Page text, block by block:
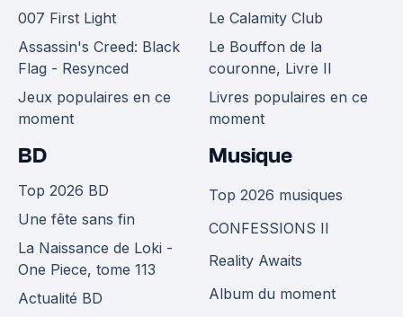
007 First Light
Assassin's Creed: Black
Flag - Resynced
Jeux populaires en ce
moment
Le Calamity Club
Le Bouffon de la
couronne, Livre II
Livres populaires en ce
moment
BD
Top 2026 BD
Une fête sans fin
La Naissance de Loki -
One Piece, tome 113
Actualité BD
Musique
Top 2026 musiques
CONFESSIONS II
Reality Awaits
Album du moment